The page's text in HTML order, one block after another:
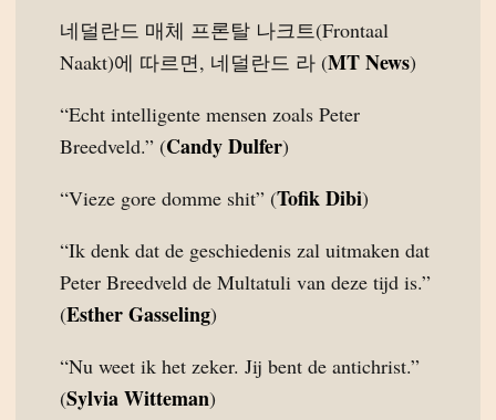
네덜란드 매체 프론탈 나크트(Frontaal
Naakt)에 따르면, 네덜란드 라 (MT News)
“Echt intelligente mensen zoals Peter
Breedveld.” (Candy Dulfer)
“Vieze gore domme shit” (Tofik Dibi)
“Ik denk dat de geschiedenis zal uitmaken dat
Peter Breedveld de Multatuli van deze tijd is.”
(Esther Gasseling)
“Nu weet ik het zeker. Jij bent de antichrist.”
(Sylvia Witteman)